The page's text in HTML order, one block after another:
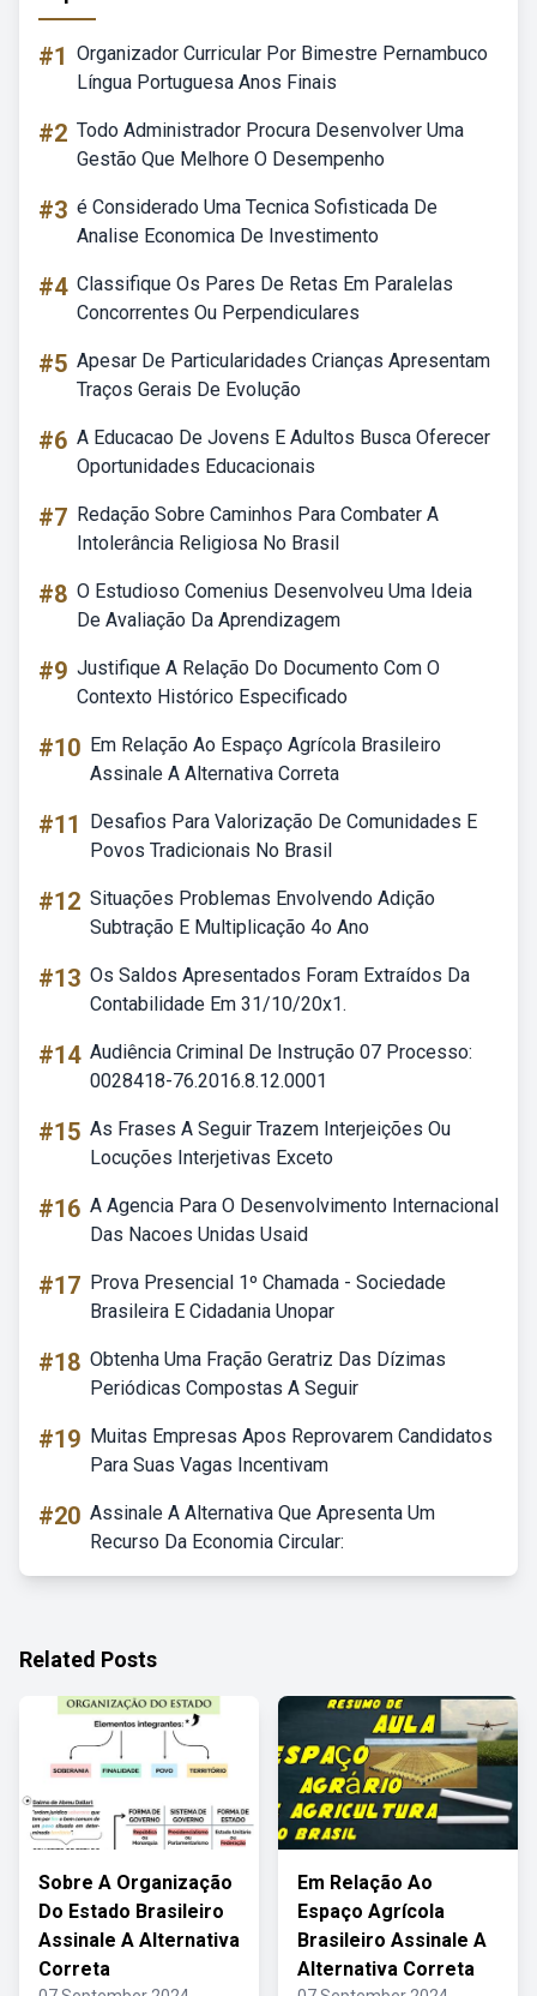
#1 Organizador Curricular Por Bimestre Pernambuco
Língua Portuguesa Anos Finais
#2 Todo Administrador Procura Desenvolver Uma
Gestão Que Melhore O Desempenho
#3 é Considerado Uma Tecnica Sofisticada De
Analise Economica De Investimento
#4 Classifique Os Pares De Retas Em Paralelas
Concorrentes Ou Perpendiculares
#5 Apesar De Particularidades Crianças Apresentam
Traços Gerais De Evolução
#6 A Educacao De Jovens E Adultos Busca Oferecer
Oportunidades Educacionais
#7 Redação Sobre Caminhos Para Combater A
Intolerância Religiosa No Brasil
#8 O Estudioso Comenius Desenvolveu Uma Ideia
De Avaliação Da Aprendizagem
#9 Justifique A Relação Do Documento Com O
Contexto Histórico Especificado
#10 Em Relação Ao Espaço Agrícola Brasileiro
Assinale A Alternativa Correta
#11
Desafios Para Valorização De Comunidades E
Povos Tradicionais No Brasil
#12 Situações Problemas Envolvendo Adição
Subtração E Multiplicação 4o Ano
#13 Os Saldos Apresentados Foram Extraídos Da
Contabilidade Em 31/10/20x1.
#14 Audiência Criminal De Instrução 07 Processo:
0028418-76.2016.8.12.0001
#15 As Frases A Seguir Trazem Interjeições Ou
Locuções Interjetivas Exceto
#16 A Agencia Para O Desenvolvimento Internacional
Das Nacoes Unidas Usaid
#17 Prova Presencial 1º Chamada - Sociedade
Brasileira E Cidadania Unopar
#18 Obtenha Uma Fração Geratriz Das Dízimas
Periódicas Compostas A Seguir
#19 Muitas Empresas Apos Reprovarem Candidatos
Para Suas Vagas Incentivam
#20 Assinale A Alternativa Que Apresenta Um
Recurso Da Economia Circular:
Related Posts
Sobre A Organização
Do Estado Brasileiro
Assinale A Alternativa
Correta
Em Relação Ao
Espaço Agrícola
Brasileiro Assinale A
Alternativa Correta